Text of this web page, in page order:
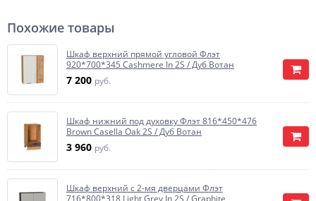
Похожие товары
Шкаф верхний прямой угловой Флэт
920*700*345 Cashmere In 2S / Дуб Вотан
7 200 руб.
Шкаф нижний под духовку Флэт 816*450*476
Brown Casella Oak 2S / Дуб Вотан
3 960 руб.
Шкаф верхний с 2-мя дверцами Флэт
716*800*318 Light Grey In 2S / Graphite